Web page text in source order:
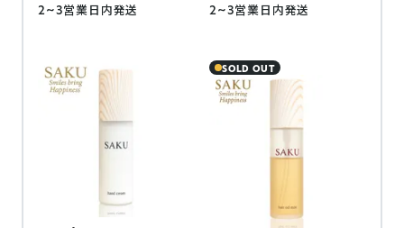
2~3営業日内発送
2~3営業日内発送
SOLD OUT